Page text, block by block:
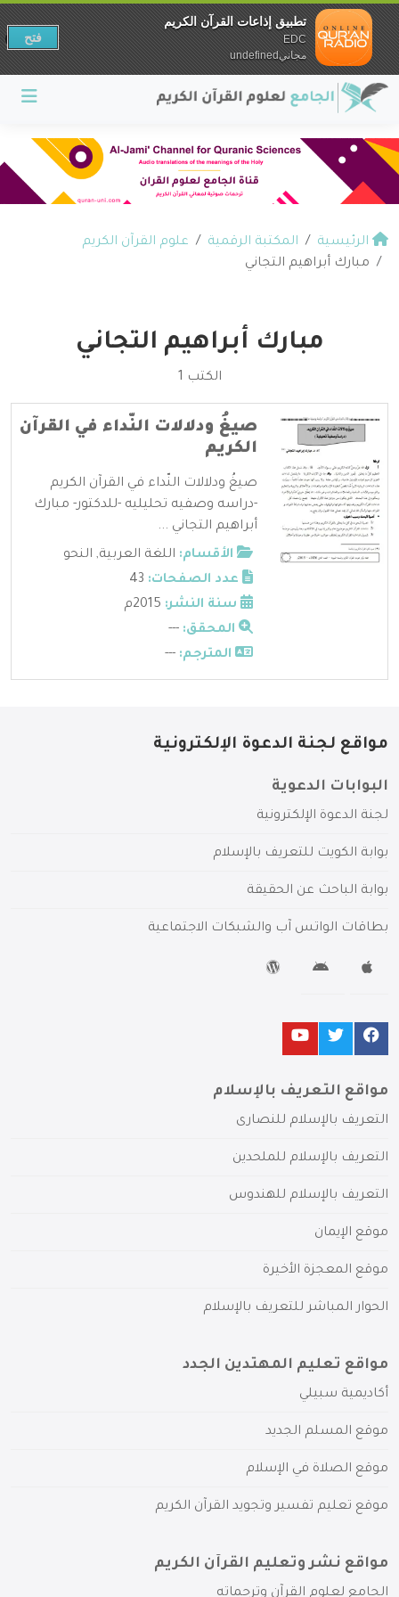
الرئيسية المكتبة الرقمية
علوم القرآن الكريم
مبارك أبراهيم التجاني
مبارك أبراهيم التجاني
الكتب 1
صيغُ ودلالات النّداء في القرآن
الكريم
صيغُ ودلالات النّداء في القرآن الكريم
-دراسه وصفيه تحليليه -للدكتور- مبارك
أبراهيم التجاني ...
الأقسام: اللغة العربية, النحو
عدد الصفحات:
سنة النشر:
المحقق: ---
المترجم: ---
مواقع لجنة الدعوة الإلكترونية
البوابات الدعوية
لجنة الدعوة الإلكترونية
بوابة الكويت للتعريف بالإسلام
بوابة الباحث عن الحقيقة
بطاقات الواتس آب والشبكات الاجتماعية
مواقع التعريف بالإسلام
التعريف بالإسلام للنصارى
التعريف بالإسلام للملحدين
التعريف بالإسلام للهندوس
موقع الإيمان
موقع المعجزة الأخيرة
الحوار المباشر للتعريف بالإسلام
مواقع تعليم المهتدين الجدد
أكاديمية سبيلي
موقع المسلم الجديد
موقع الصلاة في الإسلام
موقع تعليم تفسير وتجويد القرآن الكريم
مواقع نشر وتعليم القرآن الكريم
الجامع لعلوم القرآن وترجماته
تطبيق إذاعات القرآن الكريم
EDC
مجانيundefined
فتح